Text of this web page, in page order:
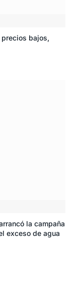
precios bajos,
la campaña
exceso de agua